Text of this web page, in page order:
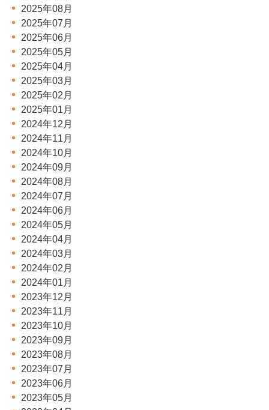
2025年08月
2025年07月
2025年06月
2025年05月
2025年04月
2025年03月
2025年02月
2025年01月
2024年12月
2024年11月
2024年10月
2024年09月
2024年08月
2024年07月
2024年06月
2024年05月
2024年04月
2024年03月
2024年02月
2024年01月
2023年12月
2023年11月
2023年10月
2023年09月
2023年08月
2023年07月
2023年06月
2023年05月